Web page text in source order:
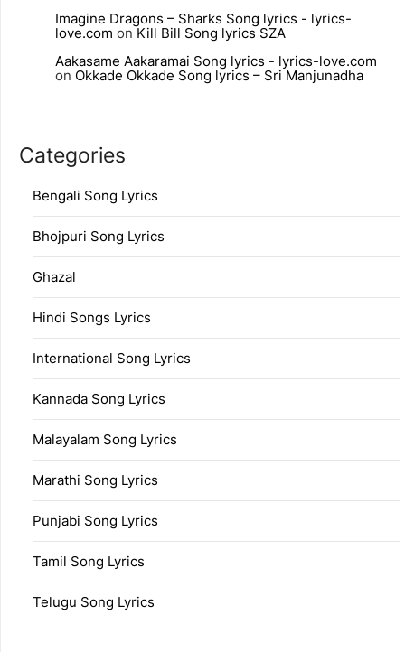
Imagine Dragons – Sharks Song lyrics - lyrics-
love.com onKill Bill Song lyrics SZA
Aakasame Aakaramai Song lyrics - lyrics-love.com
on Okkade Okkade Song lyrics – Sri Manjunadha
Categories
Bengali Song Lyrics
Bhojpuri Song Lyrics
Ghazal
Hindi Songs Lyrics
International Song Lyrics
Kannada Song Lyrics
Malayalam Song Lyrics
Marathi Song Lyrics
Punjabi Song Lyrics
Tamil Song Lyrics
Telugu Song Lyrics